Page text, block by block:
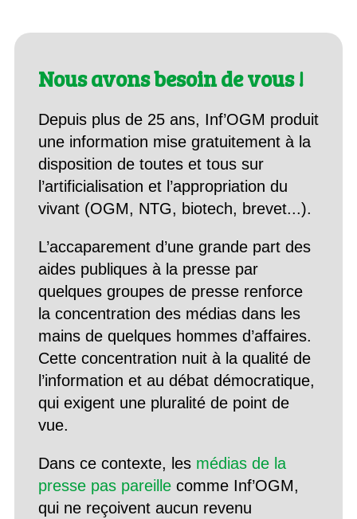
Nous avons besoin de vous !
Depuis plus de 25 ans, Inf’OGM produit
une information mise gratuitement à la
disposition de toutes et tous sur
l’artificialisation et l’appropriation du
vivant (OGM, NTG, biotech, brevet...).
L’accaparement d’une grande part des
aides publiques à la presse par
quelques groupes de presse renforce
la concentration des médias dans les
mains de quelques hommes d’affaires.
Cette concentration nuit à la qualité de
l’information et au débat démocratique,
qui exigent une pluralité de point de
vue.
Dans ce contexte, les médias de la
presse pas pareillecomme Inf’OGM,
qui ne reçoivent aucun revenu